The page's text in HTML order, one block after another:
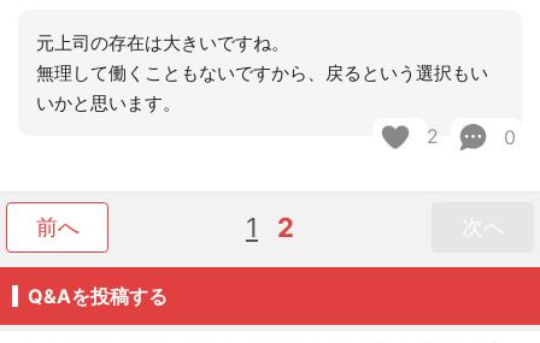
元上司の存在は大きいですね。
無理して働くこともないですから、戻るという選択もい
いかと思います。
2 0
前へ 1 2 次へ
Q&Aを投稿する